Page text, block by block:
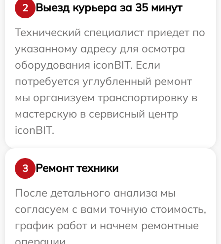
2
Выезд курьера за 35 минут
Технический специалист приедет по
указанному адресу для осмотра
оборудования iconBIT. Если
потребуется углубленный ремонт
мы организуем транспортировку в
мастерскую в сервисный центр
iconBIT.
3
Ремонт техники
После детального анализа мы
согласуем с вами точную стоимость,
график работ и начнем ремонтные